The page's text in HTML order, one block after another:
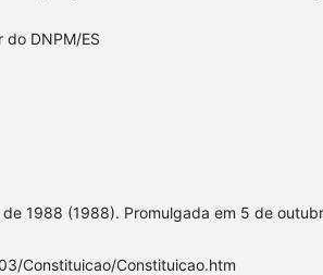
do DNPM/ES
de 1988 (1988). Promulgada em 5 de
Constituicao/Constituicao.htm